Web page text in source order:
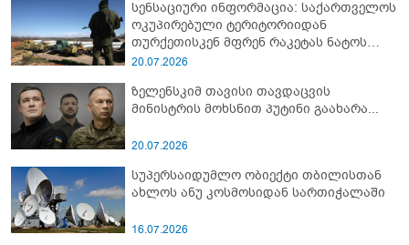
სენსაციური ინფორმაცია: საქართველოს
ოკუპირებული ტერიტორიიდან
თურქეთისკენ მფრენ რაკეტას ნატოს
სამიტი კინაღამ ჩაუშლია
20.07.2026
ზელენსკიმ თავისი თავდაცვის
მინისტრის მოხსნით პუტინი გაახარა...
20.07.2026
სუპერსაიდუმლო ობიექტი თბილისთან
ახლოს ანუ კოსმოსიდან სართიჭალაში
16.07.2026